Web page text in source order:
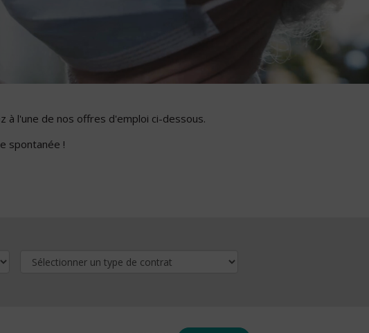
à l'une de nos offres d'emploi ci-dessous.
spontanée !